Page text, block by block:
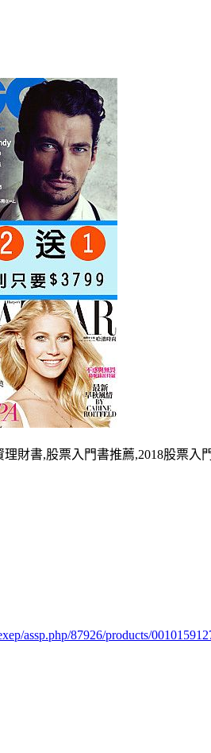
財書,股票入門書推薦,2018股票
assp.php/87926/products/